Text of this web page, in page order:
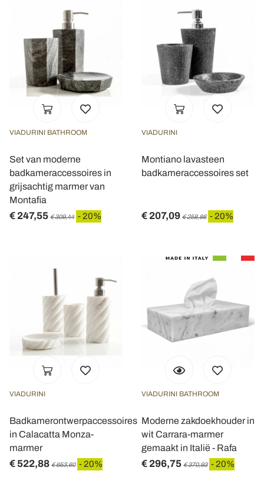
VIADURINI BATHROOM
Set van moderne
badkameraccessoires in
grijsachtig marmer van
Montafia
€ 247,55 € 309,44 - 20%
VIADURINI
Montiano lavasteen
badkameraccessoires set
€ 207,09 € 258,86 - 20%
VIADURINI
Badkamerontwerpaccessoires
in Calacatta Monza-
marmer
€ 522,88 € 653,60 - 20%
VIADURINI BATHROOM
Moderne zakdoekhouder in
wit Carrara-marmer
gemaakt in Italië - Rafa
€ 296,75 € 370,93 - 20%